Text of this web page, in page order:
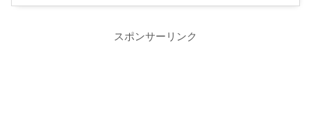
スポンサーリンク